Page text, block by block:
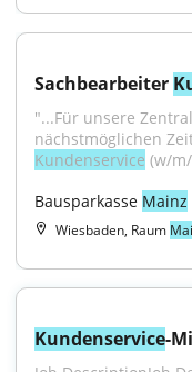
Sachbearbeiter
"...Für unsere
Kundenservice (w/
Bausparkasse Mainz
Wiesbaden, Raum
Kundenservice-